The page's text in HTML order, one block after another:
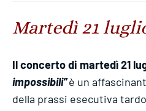
Martedì 21
Il concerto di martedì 21
impossibili”è un
della prassi esecutiva